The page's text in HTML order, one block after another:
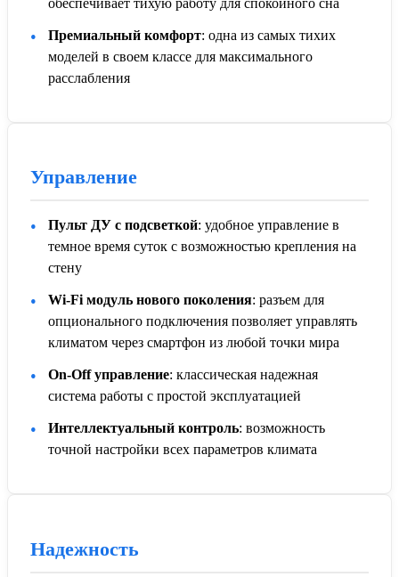
Премиальный комфорт: одна из самых тихих
моделей в своем классе для максимального
расслабления
Управление
Пульт ДУ с подсветкой: удобное управление в
темное время суток с возможностью крепления на
стену
Wi-Fi модуль нового поколения: разъем для
опционального подключения позволяет управлять
климатом через смартфон из любой точки мира
On-Off управление: классическая надежная
система работы с простой эксплуатацией
Интеллектуальный контроль: возможность
точной настройки всех параметров климата
Надежность